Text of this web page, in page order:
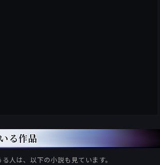
る作品
人は、以下の小説も見ています。